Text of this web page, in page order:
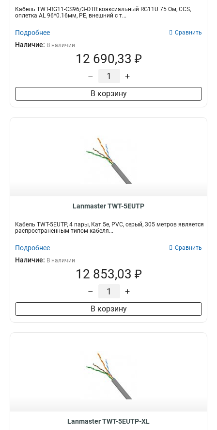
Кабель TWT-RG11-CS96/3-OTR коаксиальный RG11U 75 Ом, CCS,
оплетка AL 96*0.16мм, PE, внешний с т...
Подробнее Сравнить
Наличие: В наличии
12 690,33 ₽
– +
В корзину
Lanmaster TWT-5EUTP
Кабель TWT-5EUTP, 4 пары, Кат.5e, PVC, серый, 305 метров является
распространенным типом кабеля...
Подробнее Сравнить
Наличие: В наличии
12 853,03 ₽
– +
В корзину
Lanmaster TWT-5EUTP-XL